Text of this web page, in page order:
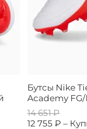
Бутсы Nike
Academy
14 651 ₽
12 755 ₽ –